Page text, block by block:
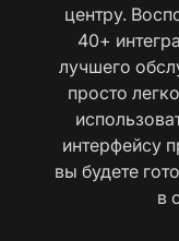
центру.
40+
лучшего
просто
интерфейсу
вы будете
в